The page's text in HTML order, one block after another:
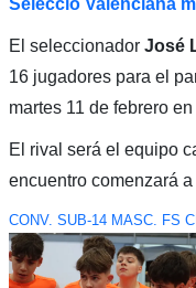
El seleccionador José
16 jugadores para el
martes 11 de febrero
El rival será el equipo
encuentro comenzará
CONV. SUB-14 MASC. FS